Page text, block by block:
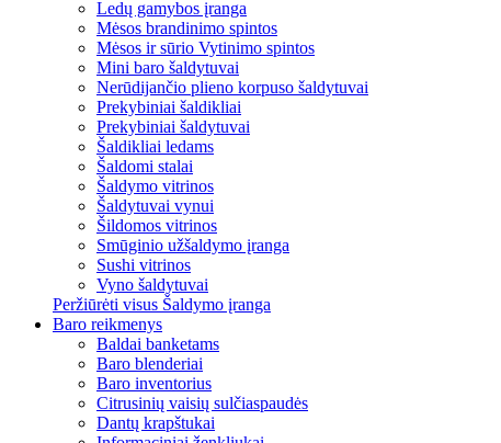
Ledų gamybos įranga
Mėsos brandinimo spintos
Mėsos ir sūrio Vytinimo spintos
Mini baro šaldytuvai
Nerūdijančio plieno korpuso šaldytuvai
Prekybiniai šaldikliai
Prekybiniai šaldytuvai
Šaldikliai ledams
Šaldomi stalai
Šaldymo vitrinos
Šaldytuvai vynui
Šildomos vitrinos
Smūginio užšaldymo įranga
Sushi vitrinos
Vyno šaldytuvai
Peržiūrėti visus Šaldymo įranga
Baro reikmenys
Baldai banketams
Baro blenderiai
Baro inventorius
Citrusinių vaisių sulčiaspaudės
Dantų krapštukai